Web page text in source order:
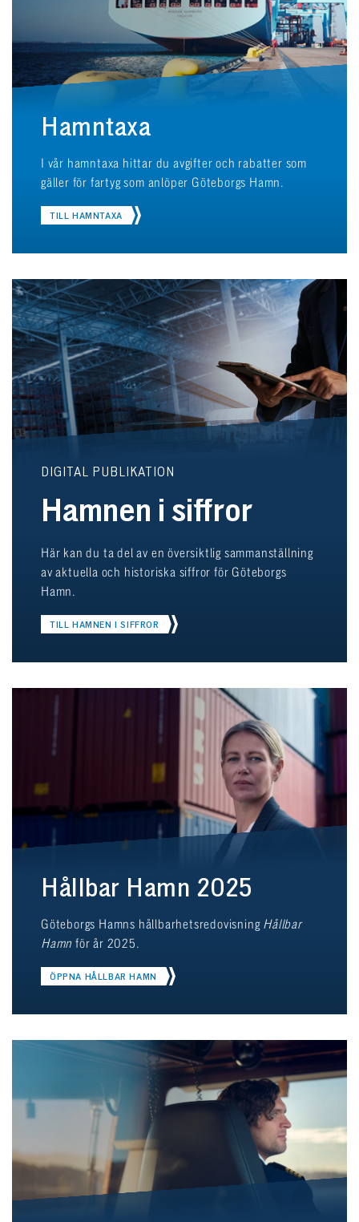
Hamntaxa
I vår hamntaxa hittar du avgifter och rabatter som
gäller för fartyg som anlöper Göteborgs Hamn.
TILL HAMNTAXA
DIGITAL PUBLIKATION
Hamnen i siffror
Här kan du ta del av en översiktlig sammanställning
av aktuella och historiska siffror för Göteborgs
Hamn.
TILL HAMNEN I SIFFROR
Hållbar Hamn 2025
Göteborgs Hamns hållbarhetsredovisningHållbar
Hamn för år 2025.
ÖPPNA HÅLLBAR HAMN